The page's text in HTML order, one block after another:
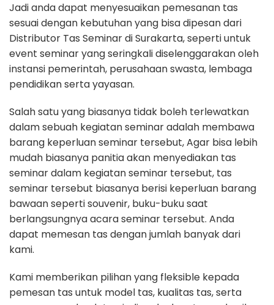
Jadi anda dapat menyesuaikan pemesanan tas
sesuai dengan kebutuhan yang bisa dipesan dari
Distributor Tas Seminar di Surakarta, seperti untuk
event seminar yang seringkali diselenggarakan oleh
instansi pemerintah, perusahaan swasta, lembaga
pendidikan serta yayasan.
Salah satu yang biasanya tidak boleh terlewatkan
dalam sebuah kegiatan seminar adalah membawa
barang keperluan seminar tersebut, Agar bisa lebih
mudah biasanya panitia akan menyediakan tas
seminar dalam kegiatan seminar tersebut, tas
seminar tersebut biasanya berisi keperluan barang
bawaan seperti souvenir, buku-buku saat
berlangsungnya acara seminar tersebut. Anda
dapat memesan tas dengan jumlah banyak dari
kami.
Kami memberikan pilihan yang fleksible kepada
pemesan tas untuk model tas, kualitas tas, serta